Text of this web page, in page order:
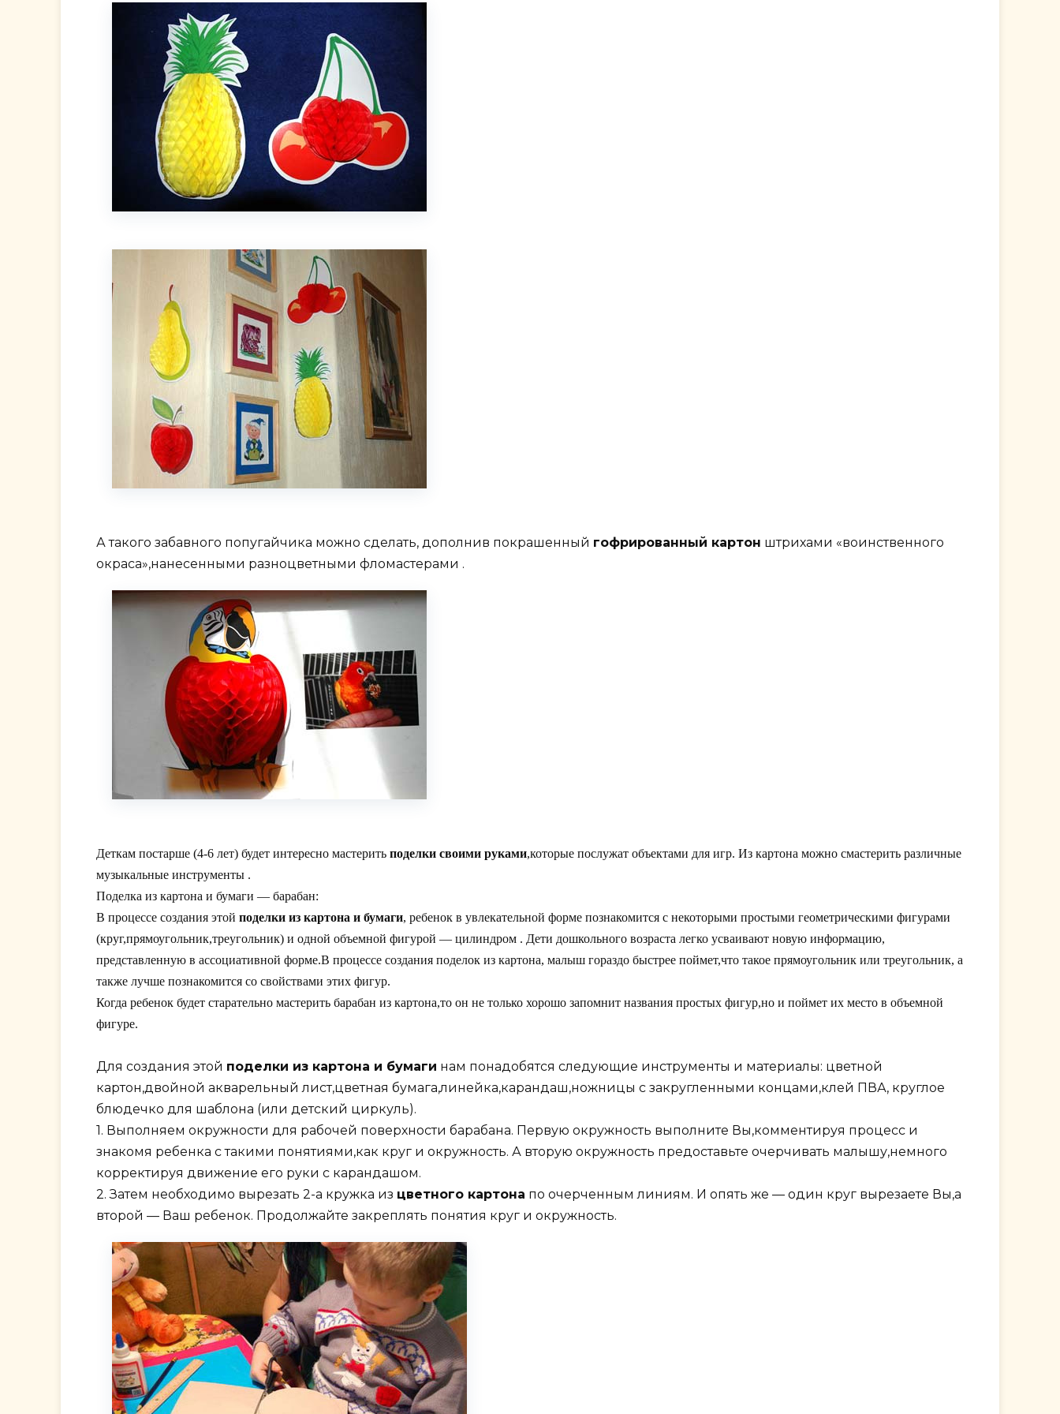
А такого забавного попугайчика можно сделать, дополнив покрашенный гофрированный картон штрихами «воинственного
окраса»,нанесенными разноцветными фломастерами .
Деткам постарше (4-6 лет) будет интересно мастерить поделки своими руками,которые послужат объектами для игр. Из картона можно смастерить различные
музыкальные инструменты .
Поделка из картона и бумаги — барабан:
В процессе создания этой поделки из картона и бумаги, ребенок в увлекательной форме познакомится с некоторыми простыми геометрическими фигурами
(круг,прямоугольник,треугольник) и одной объемной фигурой — цилиндром . Дети дошкольного возраста легко усваивают новую информацию,
представленную в ассоциативной форме.В процессе создания поделок из картона, малыш гораздо быстрее поймет,что такое прямоугольник или треугольник, а
также лучше познакомится со свойствами этих фигур.
Когда ребенок будет старательно мастерить барабан из картона,то он не только хорошо запомнит названия простых фигур,но и поймет их место в объемной
фигуре.
Для создания этой поделки из картона и бумаги нам понадобятся следующие инструменты и материалы: цветной
картон,двойной акварельный лист,цветная бумага,линейка,карандаш,ножницы с закругленными концами,клей ПВА, круглое
блюдечко для шаблона (или детский циркуль).
1. Выполняем окружности для рабочей поверхности барабана. Первую окружность выполните Вы,комментируя процесс и
знакомя ребенка с такими понятиями,как круг и окружность. А вторую окружность предоставьте очерчивать малышу,немного
корректируя движение его руки с карандашом.
2. Затем необходимо вырезать 2-а кружка из цветного картона по очерченным линиям. И опять же — один круг вырезаете Вы,а
второй — Ваш ребенок. Продолжайте закреплять понятия круг и окружность.